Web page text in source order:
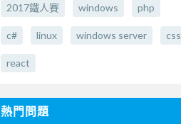
2017鐵人賽 windows php
c# linux windows server css
react
熱門問題